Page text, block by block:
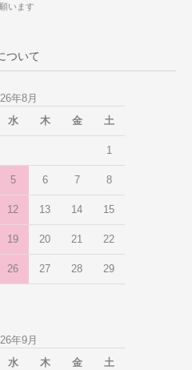
います
ついて
年8月
水 木 金 土
1
5 6 7 8
12 13 14 15
19 20 21 22
26 27 28 29
年9月
水 木 金 土